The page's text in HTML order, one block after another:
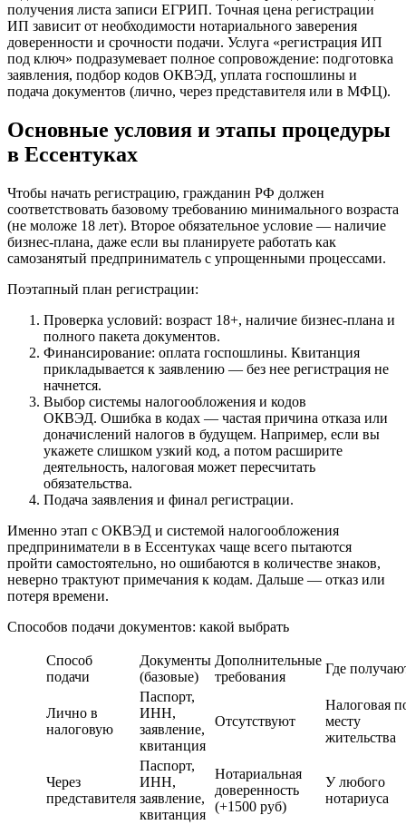
получения листа записи ЕГРИП. Точная цена регистрации
ИП зависит от необходимости нотариального заверения
доверенности и срочности подачи. Услуга «регистрация ИП
под ключ» подразумевает полное сопровождение: подготовка
заявления, подбор кодов ОКВЭД, уплата госпошлины и
подача документов (лично, через представителя или в МФЦ).
Основные условия и этапы процедуры
в Ессентуках
Чтобы начать регистрацию, гражданин РФ должен
соответствовать базовому требованию минимального возраста
(не моложе 18 лет). Второе обязательное условие — наличие
бизнес-плана, даже если вы планируете работать как
самозанятый предприниматель с упрощенными процессами.
Поэтапный план регистрации:
Проверка условий: возраст 18+, наличие бизнес-плана и
полного пакета документов.
Финансирование: оплата госпошлины. Квитанция
прикладывается к заявлению — без нее регистрация не
начнется.
Выбор системы налогообложения и кодов
ОКВЭД. Ошибка в кодах — частая причина отказа или
доначислений налогов в будущем. Например, если вы
укажете слишком узкий код, а потом расширите
деятельность, налоговая может пересчитать
обязательства.
Подача заявления и финал регистрации.
Именно этап с ОКВЭД и системой налогообложения
предприниматели в в Ессентуках чаще всего пытаются
пройти самостоятельно, но ошибаются в количестве знаков,
неверно трактуют примечания к кодам. Дальше — отказ или
потеря времени.
Способов подачи документов: какой выбрать
Способ
подачи
Документы
(базовые)
Дополнительные
требования
Где
Лично в
налоговую
Паспорт,
ИНН,
заявление,
квитанция
Отсутствуют
Налоговая
месту
жительства
Через
представителя
Паспорт,
ИНН,
заявление,
квитанция
Нотариальная
доверенность
(+1500 руб)
У любого
нотариуса